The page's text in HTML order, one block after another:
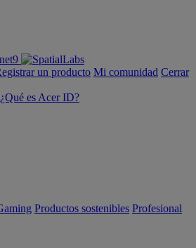
un producto Mi comunidad Cerrar
¿Qué es Acer ID?
Productos sostenibles Profesional